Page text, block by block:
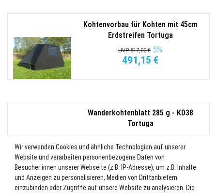
Kohtenvorbau für Kohten mit 45cm
Erdstreifen Tortuga
UVP 517,00 € 5%
491,15 €
Wanderkohtenblatt 285 g - KD38
Tortuga
5%
256,02 €
Wir verwenden Cookies und ähnliche Technologien auf unserer
Website und verarbeiten personenbezogene Daten von
Besucher:innen unserer Webseite (z.B. IP-Adresse), um z.B. Inhalte
und Anzeigen zu personalisieren, Medien von Drittanbietern
einzubinden oder Zugriffe auf unsere Website zu analysieren. Die